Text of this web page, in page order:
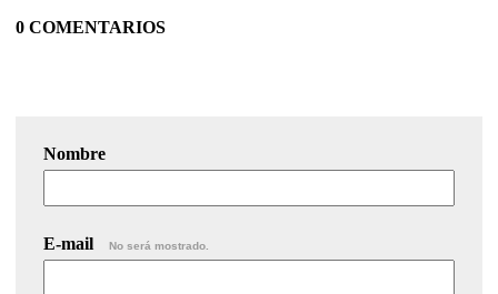
0 COMENTARIOS
Nombre
E-mail No será mostrado.